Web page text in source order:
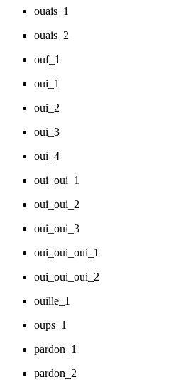
ouais_1
ouais_2
ouf_1
oui_1
oui_2
oui_3
oui_4
oui_oui_1
oui_oui_2
oui_oui_3
oui_oui_oui_1
oui_oui_oui_2
ouille_1
oups_1
pardon_1
pardon_2